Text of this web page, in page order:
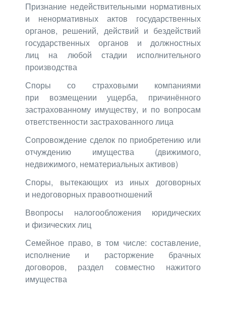
Признание недействительными нормативных
и ненормативных актов государственных
органов, решений, действий и бездействий
государственных органов и должностных
лиц на любой стадии исполнительного
производства
Споры со страховыми компаниями
при возмещении ущерба, причинённого
застрахованному имуществу, и по вопросам
ответственности застрахованного лица
Сопровождение сделок по приобретению или
отчуждению имущества
(движимого,
недвижимого, нематериальных активов)
Споры, вытекающих из иных договорных
и недоговорных правоотношений
Ввопросы налогообложения юридических
и физических лиц
Семейное право, в том числе: составление,
исполнение и расторжение брачных
договоров, раздел совместно нажитого
имущества